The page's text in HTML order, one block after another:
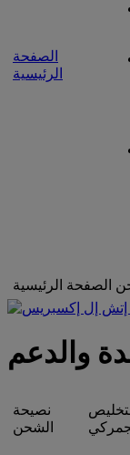
الصفحة
الرئيسية
الصفحة الرئيسية
والدعم
نصيحة
الشحن